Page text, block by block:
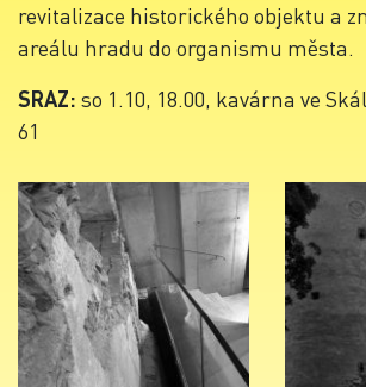
revitalizace historického objektu a
areálu hradu do organismu města.
SRAZ: so 1.10, 18.00, kavárna ve
61